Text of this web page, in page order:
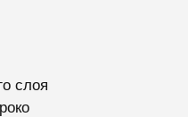
слоя